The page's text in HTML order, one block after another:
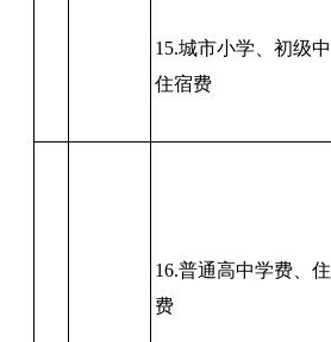
15.城市小学、初级
住宿费
16.普通高中学费、
费